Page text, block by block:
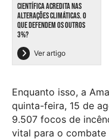
CIENTÍFICA ACREDITA NAS
ALTERAÇÕES CLIMÁTICAS. O
QUE DEFENDEM OS OUTROS
3%?
Ver artigo
Enquanto isso, a
quinta-feira, 15 de
9.507 focos de
vital para o